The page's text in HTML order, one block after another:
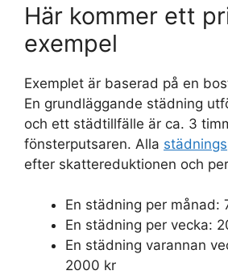
Här kommer ett
exempel
Exemplet är baserad på en
En grundläggande städning
och ett städtillfälle är ca. 3
fönsterputsaren. Alla
efter skattereduktionen och
En städning per månad:
En städning per vecka:
En städning varannan
2000 kr